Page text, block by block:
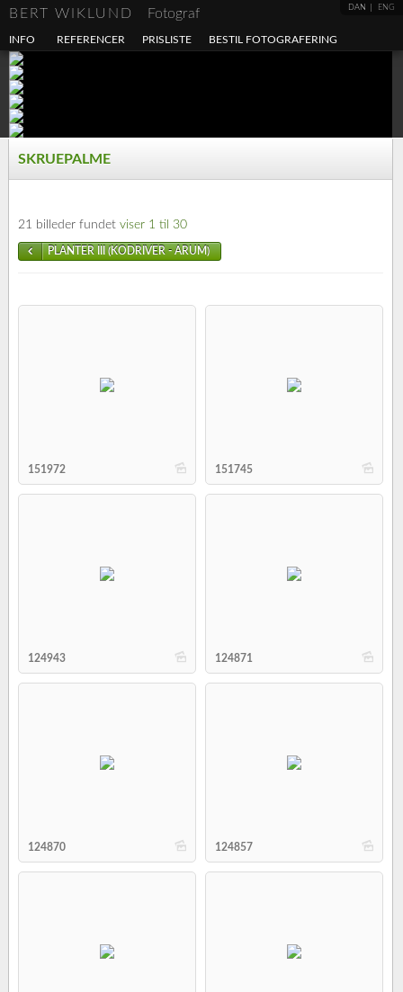
DAN ENG
BERT WIKLUND Fotograf
INFO REFERENCER PRISLISTE BESTIL FOTOGRAFERING
SKRUEPALME
21 billeder fundet viser 1 til 30
PLANTER III (KODRIVER - ARUM)
b
151972 b
151745
b
124943 b
124871
b
124870 b
124857